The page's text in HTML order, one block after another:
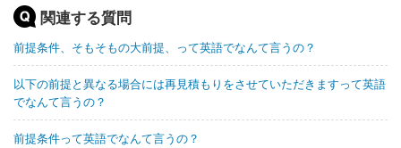
関連する質問
前提条件、そもそもの大前提、って英語でなんて言うの？
以下の前提と異なる場合には再見積もりをさせていただきますって英語
でなんて言うの？
前提条件って英語でなんて言うの？